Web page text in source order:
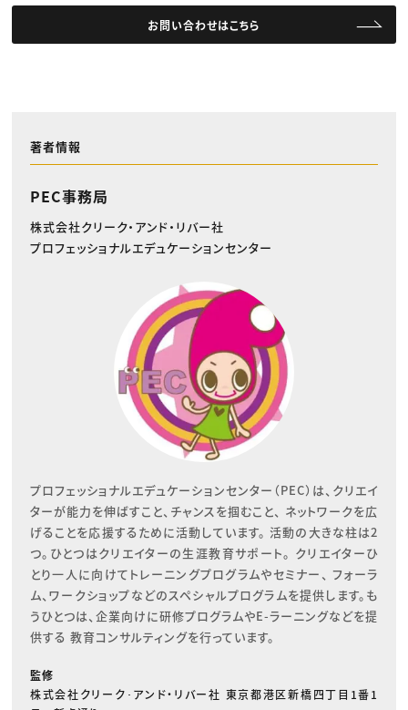
お問い合わせはこちら
著者情報
PEC事務局
株式会社クリーク・アンド・リバー社
プロフェッショナルエデュケーションセンター
プロフェッショナルエデュケーションセンター（PEC）は、クリエイ
ターが能力を伸ばすこと、チャンスを掴むこと、 ネットワークを広
げることを応援するために活動しています。 活動の大きな柱は2
つ。ひとつはクリエイターの生涯教育サポート。 クリエイターひ
とり一人に向けてトレーニングプログラムやセミナー、 フォーラ
ム、ワークショップなどのスペシャルプログラムを提供します。も
うひとつは、企業向けに研修プログラムやE-ラーニングなどを提
供する 教育コンサルティングを行っています。
監修
株式会社クリーク･アンド・リバー社 東京都港区新橋四丁目1番1